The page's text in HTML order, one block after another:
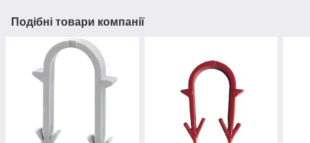
Подібні товари компанії